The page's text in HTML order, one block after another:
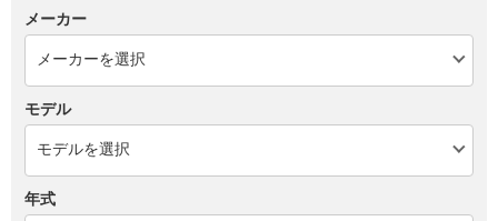
メーカー
モデル
年式